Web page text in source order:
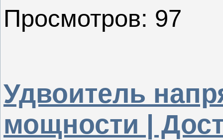
Просмотров: 97
Удвоитель
мощности |